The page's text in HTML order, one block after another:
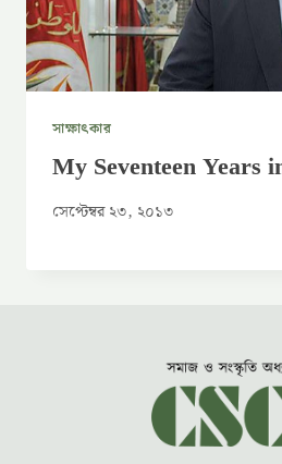
সাক্ষাৎকার
My Seventeen Years
সেপ্টেম্বর ২৩, ২০১৩